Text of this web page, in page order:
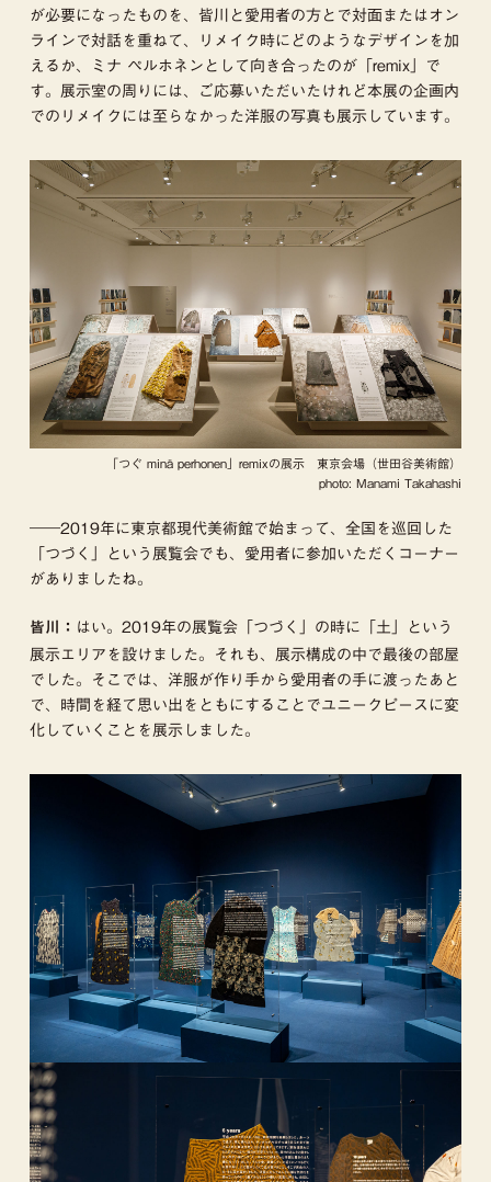
が必要になったものを、皆川と愛用者の方とで対面またはオン
ラインで対話を重ねて、リメイク時にどのようなデザインを加
えるか、ミナ ペルホネンとして向き合ったのが「remix」で
す。展示室の周りには、ご応募いただいたけれど本展の企画内
でのリメイクには至らなかった洋服の写真も展示しています。
「つぐ minä perhonen」remixの展示 東京会場（世田谷美術館）
photo: Manami Takahashi
――2019年に東京都現代美術館で始まって、全国を巡回した
「つづく」という展覧会でも、愛用者に参加いただくコーナー
がありましたね。
皆川： はい。2019年の展覧会「つづく」の時に「土」という
展示エリアを設けました。それも、展示構成の中で最後の部屋
でした。そこでは、洋服が作り手から愛用者の手に渡ったあと
で、時間を経て思い出をともにすることでユニークピースに変
化していくことを展示しました。